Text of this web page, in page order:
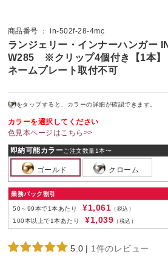
商品番号 ： in-502f-28-4mc
ランジェリー・インナーハンガー
W285 ※クリップ4個付き【1本】
ネームプレート取付不可
をタップすると、カラーの詳細が確認できます。
カラーを選択してください
色見本ページはこちら>>
即納可能カラーご注文数量1本〜
ゴールド クローム
業務パック割引
50～99本で1本あたり ¥1,061 （税込）
100本以上で1本あたり
¥1,039 （税込）
5.0 | 1件のレビュー